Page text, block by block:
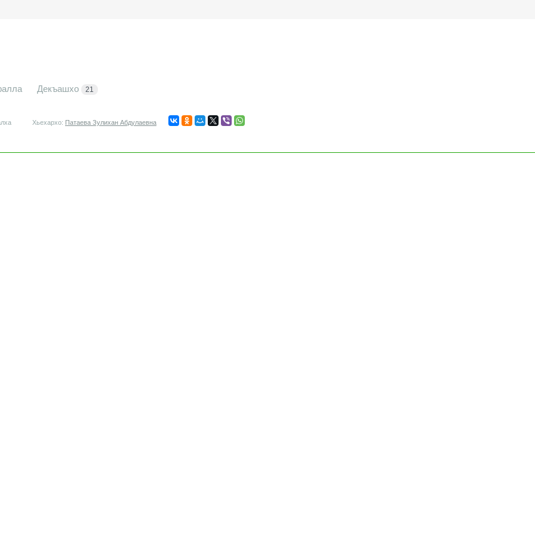
Декъашхо 21
Хьехархо: Патаева Зулихан Абдулаевна